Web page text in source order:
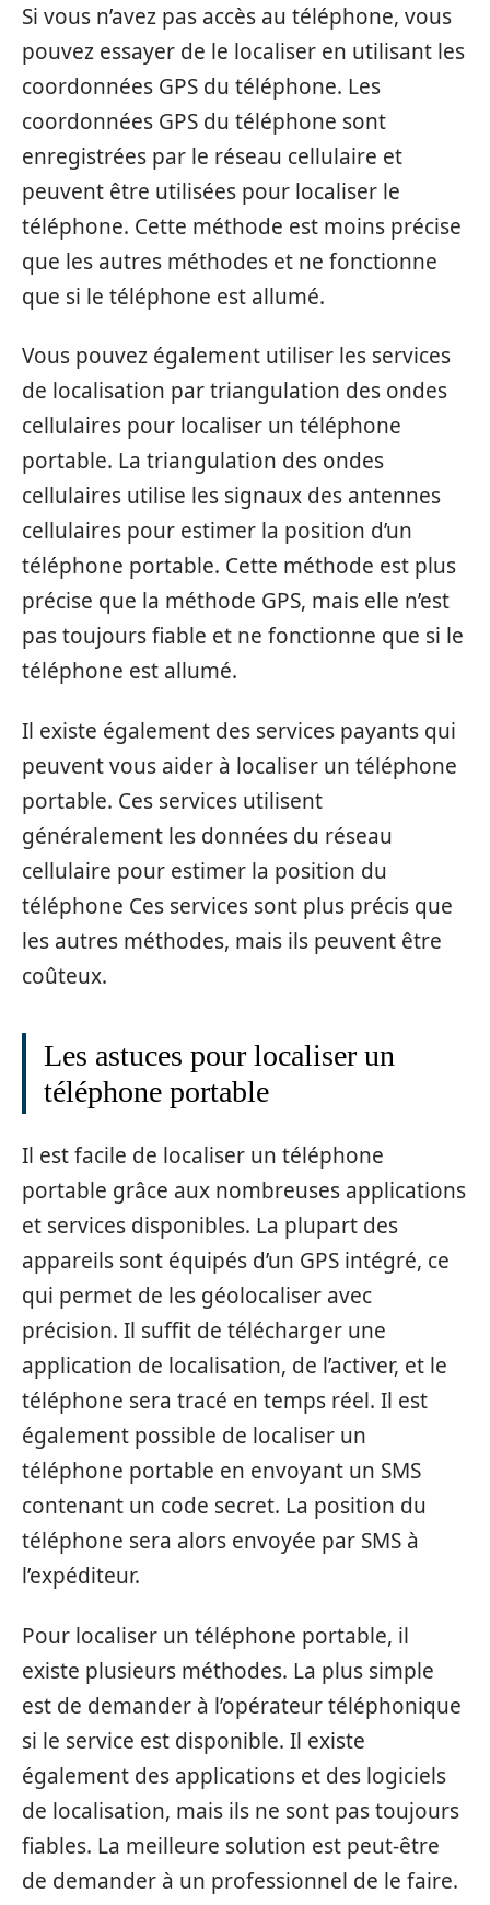
Si vous n’avez pas accès au téléphone, vous
pouvez essayer de le localiser en utilisant les
coordonnées GPS du téléphone. Les
coordonnées GPS du téléphone sont
enregistrées par le réseau cellulaire et
peuvent être utilisées pour localiser le
téléphone. Cette méthode est moins précise
que les autres méthodes et ne fonctionne
que si le téléphone est allumé.
Vous pouvez également utiliser les services
de localisation par triangulation des ondes
cellulaires pour localiser un téléphone
portable. La triangulation des ondes
cellulaires utilise les signaux des antennes
cellulaires pour estimer la position d’un
téléphone portable. Cette méthode est plus
précise que la méthode GPS, mais elle n’est
pas toujours fiable et ne fonctionne que si le
téléphone est allumé.
Il existe également des services payants qui
peuvent vous aider à localiser un téléphone
portable. Ces services utilisent
généralement les données du réseau
cellulaire pour estimer la position du
téléphone Ces services sont plus précis que
les autres méthodes, mais ils peuvent être
coûteux.
Les astuces pour localiser un
téléphone portable
Il est facile de localiser un téléphone
portable grâce aux nombreuses applications
et services disponibles. La plupart des
appareils sont équipés d’un GPS intégré, ce
qui permet de les géolocaliser avec
précision. Il suffit de télécharger une
application de localisation, de l’activer, et le
téléphone sera tracé en temps réel. Il est
également possible de localiser un
téléphone portable en envoyant un SMS
contenant un code secret. La position du
téléphone sera alors envoyée par SMS à
l’expéditeur.
Pour localiser un téléphone portable, il
existe plusieurs méthodes. La plus simple
est de demander à l’opérateur téléphonique
si le service est disponible. Il existe
également des applications et des logiciels
de localisation, mais ils ne sont pas toujours
fiables. La meilleure solution est peut-être
de demander à un professionnel de le faire.